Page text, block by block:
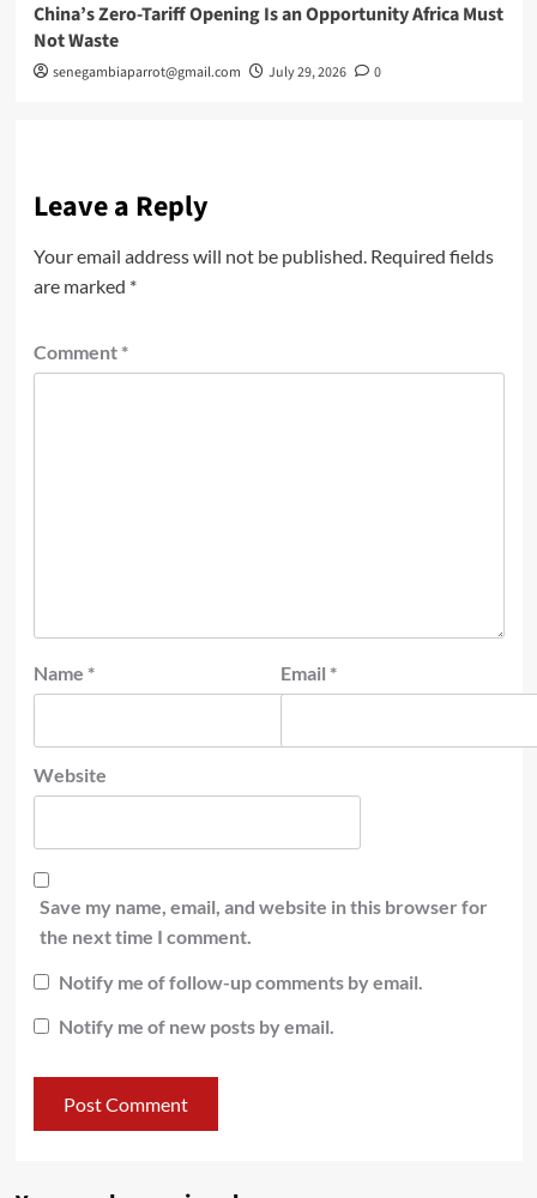
China’s Zero-Tariff Opening Is an Opportunity Africa Must
Not Waste
senegambiaparrot@gmail.com July 29, 2026 0
Leave a Reply
Your email address will not be published. Required fields
are marked *
Comment *
Name * Email *
Website
Save my name, email, and website in this browser for
the next time I comment.
Notify me of follow-up comments by email.
Notify me of new posts by email.